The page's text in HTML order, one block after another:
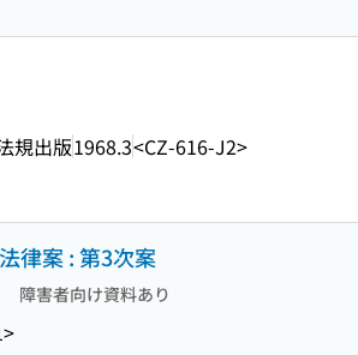
規出版1968.3<CZ-616-J2>
律案 : 第3次案
障害者向け資料あり